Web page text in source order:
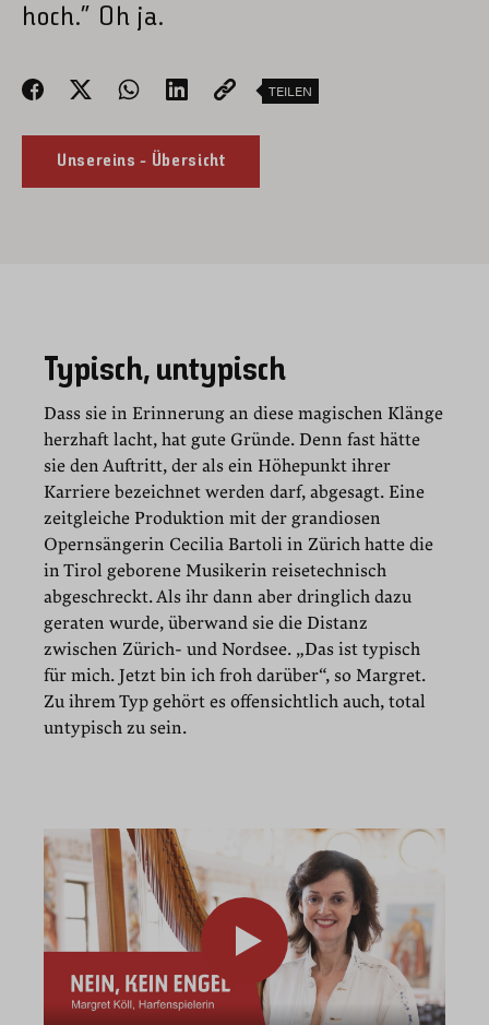
hoch.“ Oh ja.
TEILEN
Unsereins - Übersicht
Typisch, untypisch
Dass sie in Erinnerung an diese magischen Klänge
herzhaft lacht, hat gute Gründe. Denn fast hätte
sie den Auftritt, der als ein Höhepunkt ihrer
Karriere bezeichnet werden darf, abgesagt. Eine
zeitgleiche Produktion mit der grandiosen
Opernsängerin Cecilia Bartoli in Zürich hatte die
in Tirol geborene Musikerin reisetechnisch
abgeschreckt. Als ihr dann aber dringlich dazu
geraten wurde, überwand sie die Distanz
zwischen Zürich- und Nordsee. „Das ist typisch
für mich. Jetzt bin ich froh darüber“, so Margret.
Zu ihrem Typ gehört es offensichtlich auch, total
untypisch zu sein.